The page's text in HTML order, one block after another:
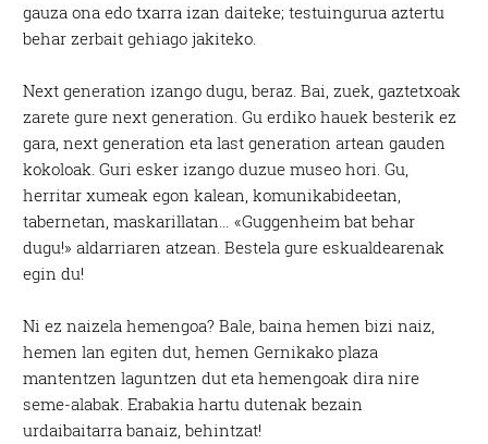
gauza ona edo txarra izan daiteke; testuingurua aztertu
behar zerbait gehiago jakiteko.
Next generation izango dugu, beraz. Bai, zuek, gaztetxoak
zarete gure next generation. Gu erdiko hauek besterik ez
gara, next generation eta last generation artean gauden
kokoloak. Guri esker izango duzue museo hori. Gu,
herritar xumeak egon kalean, komunikabideetan,
tabernetan, maskarillatan… «Guggenheim bat behar
dugu!» aldarriaren atzean. Bestela gure eskualdearenak
egin du!
Ni ez naizela hemengoa? Bale, baina hemen bizi naiz,
hemen lan egiten dut, hemen Gernikako plaza
mantentzen laguntzen dut eta hemengoak dira nire
seme-alabak. Erabakia hartu dutenak bezain
urdaibaitarra banaiz, behintzat!